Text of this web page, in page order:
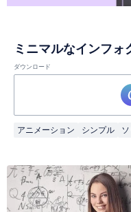
ミニマルなインフ
ダウンロード
アニメーション シンプル